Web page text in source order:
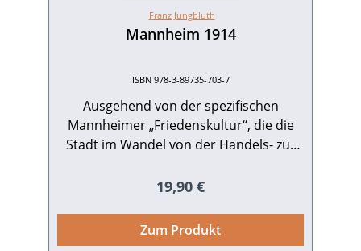
Franz Jungbluth
Mannheim 1914
ISBN 978-3-89735-703-7
Ausgehend von der spezifischen
Mannheimer „Friedenskultur“, die die
Stadt im Wandel von der Handels- zur
Jahrhundert prägte, analysiert die Arbeit
Burgfriedenspolitik auf kommunaler
Regulärer Preis:
19,90 €
Zum Produkt